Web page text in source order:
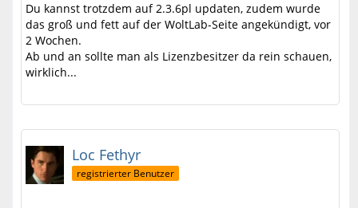
Du kannst trotzdem auf 2.3.6pl updaten, zudem wurde
das groß und fett auf der WoltLab-Seite angekündigt, vor
2 Wochen.
Ab und an sollte man als Lizenzbesitzer da rein schauen,
wirklich...
Loc Fethyr
registrierter Benutzer